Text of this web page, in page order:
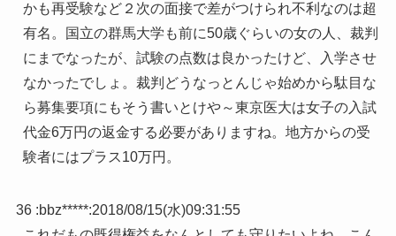
かも再受験など２次の面接で差がつけられ不利なのは超
有名。国立の群馬大学も前に50歳ぐらいの女の人、裁判
にまでなったが、試験の点数は良かったけど、入学させ
なかったでしょ。裁判どうなっとんじゃ始めから駄目な
ら募集要項にもそう書いとけや～東京医大は女子の入試
代金6万円の返金する必要がありますね。地方からの受
験者にはプラス10万円。
36 :bbz*****:2018/08/15(水)09:31:55